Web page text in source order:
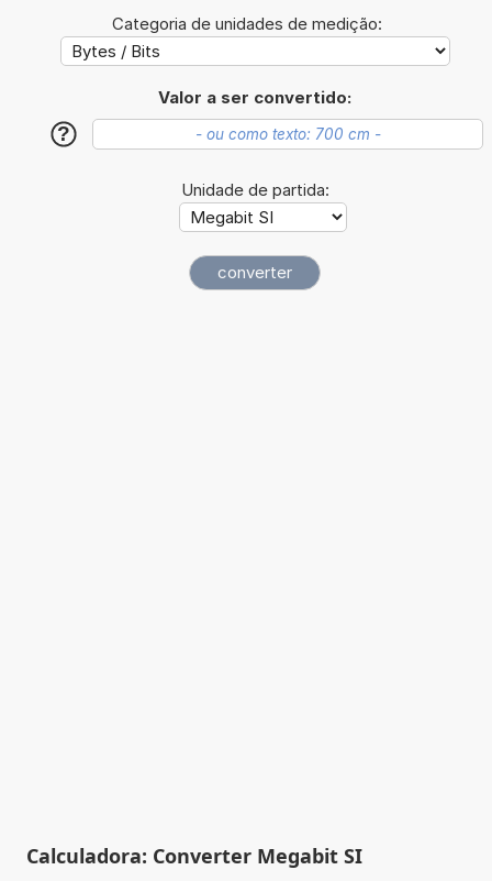
Categoria de unidades de medição:
Valor a ser convertido:
?
Unidade de partida:
Calculadora: Converter Megabit SI